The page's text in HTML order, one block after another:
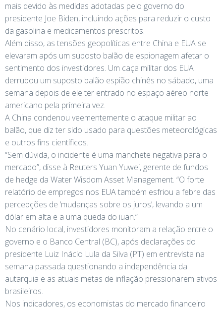
mais devido às medidas adotadas pelo governo do
presidente Joe Biden, incluindo ações para reduzir o custo
da gasolina e medicamentos prescritos.
Além disso, as tensões geopolíticas entre China e EUA se
elevaram após um suposto balão de espionagem afetar o
sentimento dos investidores. Um caça militar dos EUA
derrubou um suposto balão espião chinês no sábado, uma
semana depois de ele ter entrado no espaço aéreo norte
americano pela primeira vez.
A China condenou veementemente o ataque militar ao
balão, que diz ter sido usado para questões meteorológicas
e outros fins científicos.
“Sem dúvida, o incidente é uma manchete negativa para o
mercado”, disse à Reuters Yuan Yuwei, gerente de fundos
de hedge da Water Wisdom Asset Management. “O forte
relatório de empregos nos EUA também esfriou a febre das
percepções de ‘mudanças sobre os juros’, levando a um
dólar em alta e a uma queda do iuan.”
No cenário local, investidores monitoram a relação entre o
governo e o Banco Central (BC), após declarações do
presidente Luiz Inácio Lula da Silva (PT) em entrevista na
semana passada questionando a independência da
autarquia e as atuais metas de inflação pressionarem ativos
brasileiros.
Nos indicadores, os economistas do mercado financeiro